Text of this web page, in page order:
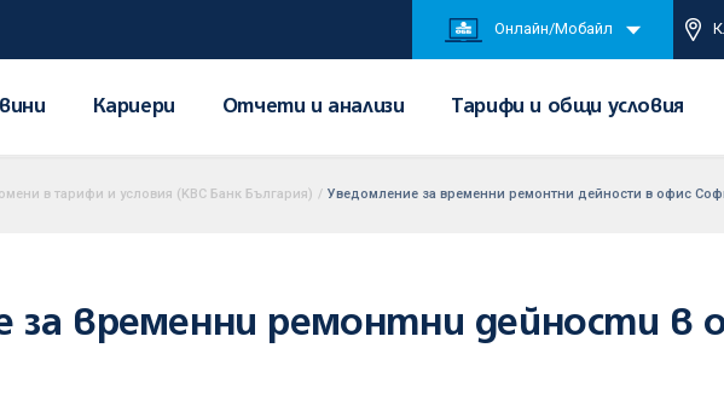
Онлайн/Мобайл
Кариери Отчети и анализи Тарифи и общи условия
в тарифи и условия (KBC Банк България) / Уведомление за временни ремонтни дейности в офис
за временни ремонтни дейности в